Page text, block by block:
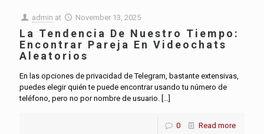
admin at November 13, 2025
La Tendencia De Nuestro Tiempo:
Encontrar Pareja En Videochats
Aleatorios
En las opciones de privacidad de Telegram, bastante extensivas,
puedes elegir quién te puede encontrar usando tu número de
teléfono, pero no por nombre de usuario. […]
0 Read more